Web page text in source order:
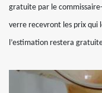
gratuite par le
verre recevront les prix qui
l’estimation restera